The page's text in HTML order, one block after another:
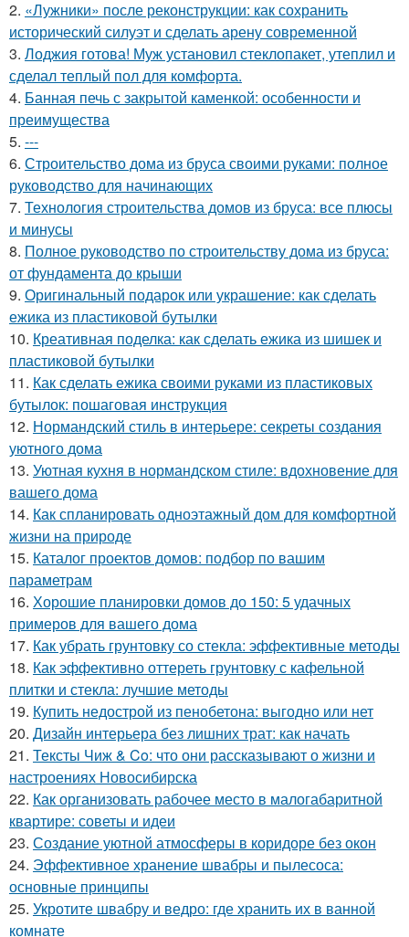
2. «Лужники» после реконструкции: как сохранить
исторический силуэт и сделать арену современной
3. Лоджия готова! Муж установил стеклопакет, утеплил и
сделал теплый пол для комфорта.
4. Банная печь с закрытой каменкой: особенности и
преимущества
5. ---
6. Строительство дома из бруса своими руками: полное
руководство для начинающих
7. Технология строительства домов из бруса: все плюсы
и минусы
8. Полное руководство по строительству дома из бруса:
от фундамента до крыши
9. Оригинальный подарок или украшение: как сделать
ежика из пластиковой бутылки
10. Креативная поделка: как сделать ежика из шишек и
пластиковой бутылки
11. Как сделать ежика своими руками из пластиковых
бутылок: пошаговая инструкция
12. Нормандский стиль в интерьере: секреты создания
уютного дома
13. Уютная кухня в нормандском стиле: вдохновение для
вашего дома
14. Как спланировать одноэтажный дом для комфортной
жизни на природе
15. Каталог проектов домов: подбор по вашим
параметрам
16. Хорошие планировки домов до 150: 5 удачных
примеров для вашего дома
17. Как убрать грунтовку со стекла: эффективные методы
18. Как эффективно оттереть грунтовку с кафельной
плитки и стекла: лучшие методы
19. Купить недострой из пенобетона: выгодно или нет
20. Дизайн интерьера без лишних трат: как начать
21. Тексты Чиж & Co: что они рассказывают о жизни и
настроениях Новосибирска
22. Как организовать рабочее место в малогабаритной
квартире: советы и идеи
23. Создание уютной атмосферы в коридоре без окон
24. Эффективное хранение швабры и пылесоса:
основные принципы
25. Укротите швабру и ведро: где хранить их в ванной
комнате